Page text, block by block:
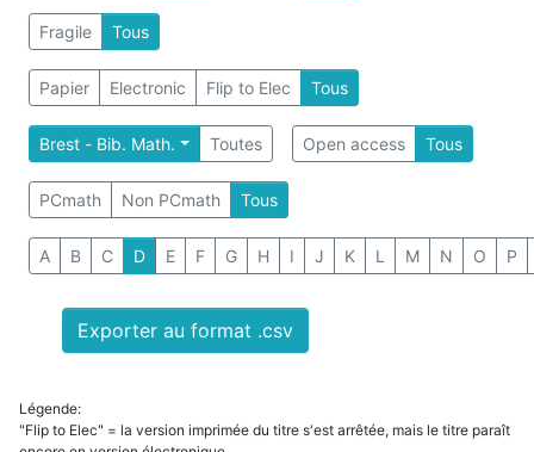
Fragile Tous
Papier Electronic Flip to Elec Tous
Brest - Bib. Math. Toutes Open access Tous
PCmath Non PCmath Tous
A B C D E F G H I J K L M N O P
Exporter au format .csv
Légende:
"Flip to Elec" = la version imprimée du titre s'est arrêtée, mais le titre paraît